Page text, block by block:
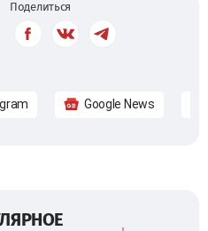
Поделиться
Google News